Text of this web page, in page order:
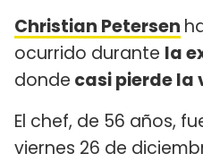
Christian Petersen
ocurrido durante la
donde casi pierde la
El chef, de 56 años,
viernes 26 de